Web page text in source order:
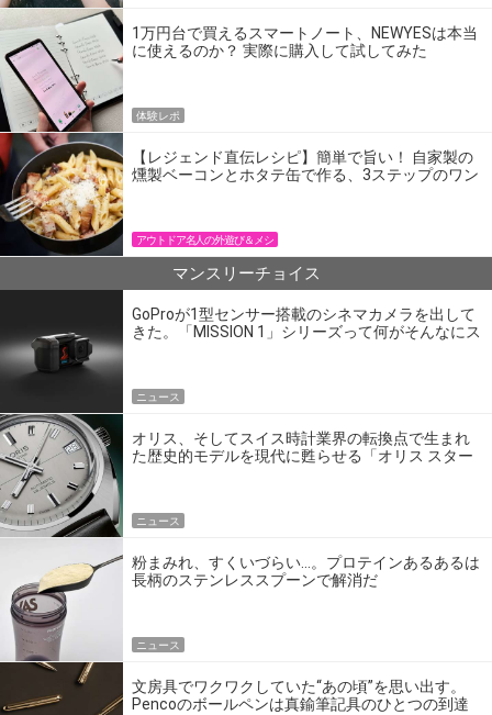
1万円台で買えるスマートノート、NEWYESは本当
に使えるのか？ 実際に購入して試してみた
体験レポ
【レジェンド直伝レシピ】簡単で旨い！ 自家製の
燻製ベーコンとホタテ缶で作る、3ステップのワン
アウトドア名人の外遊び＆メシ
マンスリーチョイス
GoProが1型センサー搭載のシネマカメラを出して
きた。「MISSION 1」シリーズって何がそんなにス
ニュース
オリス、そしてスイス時計業界の転換点で生まれ
た歴史的モデルを現代に甦らせる「オリス スター
ニュース
粉まみれ、すくいづらい…。プロテインあるあるは
長柄のステンレススプーンで解消だ
ニュース
文房具でワクワクしていた“あの頃”を思い出す。
Pencoのボールペンは真鍮筆記具のひとつの到達